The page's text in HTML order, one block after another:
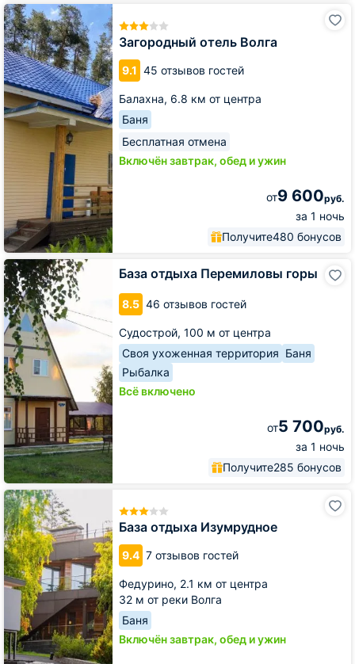
Загородный отель Волга
9.1 45 отзывов гостей
Балахна, 6.8 км от центра
Баня
Бесплатная отмена
Включён завтрак, обед и ужин
от9 600руб.
за 1 ночь
Получите480 бонусов
Загородный
отель
Волга
База отдыха Перемиловы горы
8.5 46 отзывов гостей
Судострой, 100 м от центра
Своя ухоженная территория Баня
Рыбалка
Всё включено
от5 700руб.
за 1 ночь
Получите285 бонусов
База
отдыха
Перемиловы
горы
База отдыха Изумрудное
9.4 7 отзывов гостей
Федурино, 2.1 км от центра
32 м от реки Волга
Баня
Включён завтрак, обед и ужин
База
отдыха
Изумрудное